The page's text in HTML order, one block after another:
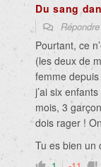
Du sang
Pourtant, ce
(les deux de
femme
j’ai six
mois, 3
dois rager !
Tu es bien un